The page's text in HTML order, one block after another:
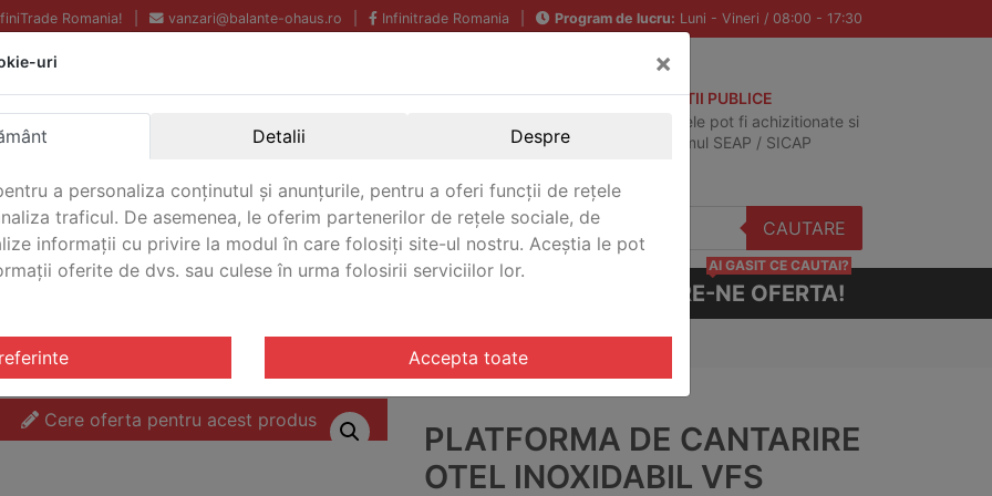
Romania! vanzari@balante-ohaus.ro Infinitrade Romania Program de lucru: Luni - Vineri / 08:00 - 17:30
Echipamente profesionale
pentru laborator.
Garantie Internationala.
ACHIZITII PUBLICE
Produsele pot fi achizitionate si
in sistemul SEAP / SICAP
CAUTARE
CERE-NE OFERTA!
AI GASIT CE CAUTAI?
VFS/ Platforma de cantarire otel inoxidabil VFS Ohaus VFS-G300051XW
Cere oferta pentru acest produs
PLATFORMA DE CANTARIRE
OTEL INOXIDABIL VFS
uri ×
Detalii Despre
a personaliza conținutul și anunțurile, pentru a oferi funcții de rețele
traficul. De asemenea, le oferim partenerilor de rețele sociale, de
informații cu privire la modul în care folosiți site-ul nostru. Aceștia le pot
oferite de dvs. sau culese în urma folosirii serviciilor lor.
Accepta toate